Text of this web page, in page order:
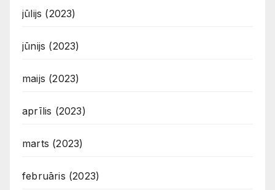
jūlijs (2023)
jūnijs (2023)
maijs (2023)
aprīlis (2023)
marts (2023)
februāris (2023)